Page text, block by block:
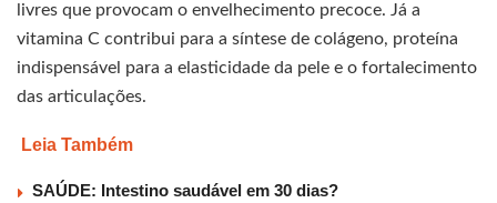
livres que provocam o envelhecimento precoce. Já a
vitamina C contribui para a síntese de colágeno, proteína
indispensável para a elasticidade da pele e o fortalecimento
das articulações.
Leia Também
SAÚDE: Intestino saudável em 30 dias?